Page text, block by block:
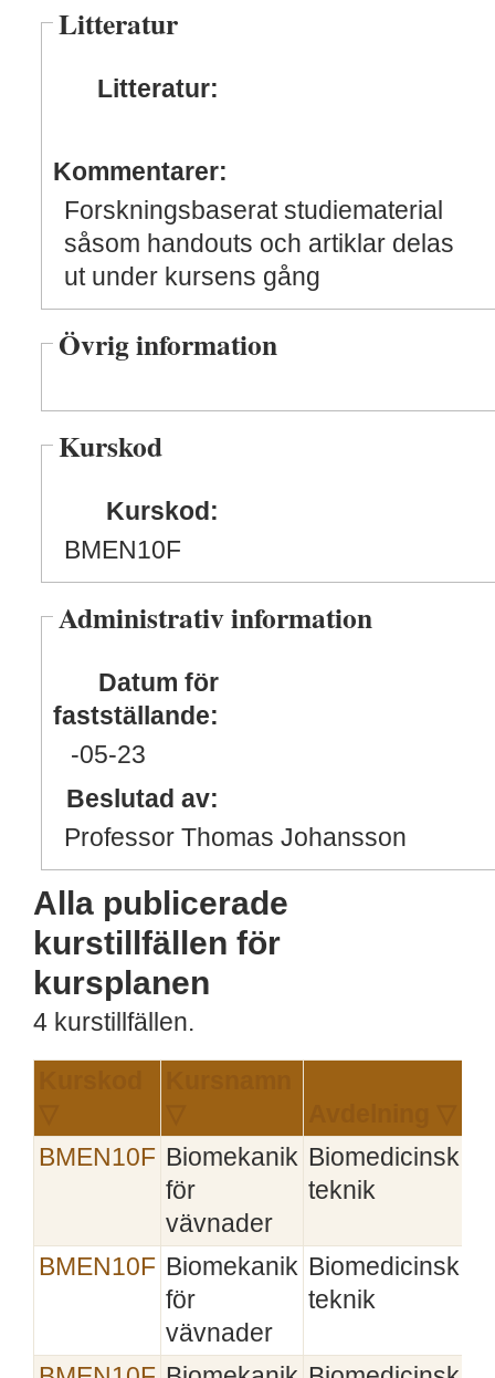
Litteratur
Litteratur:
Kommentarer:
Forskningsbaserat studiematerial
såsom handouts och artiklar delas
ut under kursens gång
Övrig information
Kurskod
Kurskod:
BMEN10F
Administrativ information
Datum för
fastställande:
-05-23
Beslutad av:
Professor Thomas Johansson
Alla publicerade
kurstillfällen för
kursplanen
4 kurstillfällen.
BMEN10F Biomekanik
för
vävnader
Biomedicinsk
teknik
BMEN10F Biomekanik
för
vävnader
Biomedicinsk
teknik